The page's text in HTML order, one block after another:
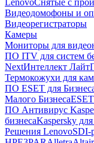
Видеодомофоны и
Видеорегистраторы
Камеры
Мониторы для
ПО ITV для систем
NextИнтеллект Лайт
Термокожухи для
ПО ESET для
Малого Бизнеса
ПО Антивирус
бизнесаKaspersky
Решения LenovoSDI-